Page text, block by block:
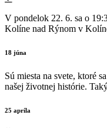
V pondelok 22. 6. sa o
Kolíne nad Rýnom v
18 júna
Sú miesta na svete, ktoré
našej životnej histórie.
25 apríla